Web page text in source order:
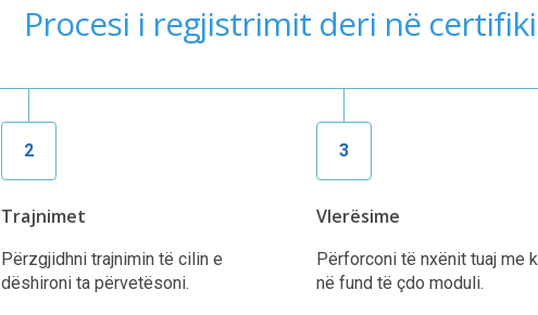
Procesi i regjistrimit deri në
2
Trajnimet
Përzgjidhni trajnimin të cilin e
dëshironi ta përvetësoni.
3
Vlerësime
Përforconi të nxënit tuaj me
në fund të çdo moduli.